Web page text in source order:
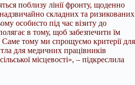
поблизу лінії фронту, щоденно
складних та ризикованих
особисто під час візиту до
в тому, щоб забезпечити їм
Саме тому ми спрощуємо критерії для
для медичних працівників
місцевості», – підкреслила